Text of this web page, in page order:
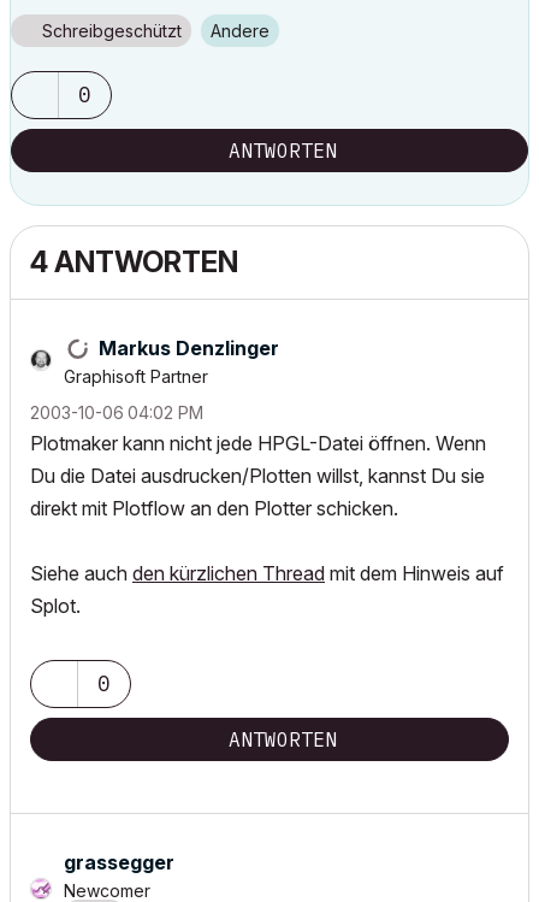
Schreibgeschützt Andere
0
ANTWORTEN
4 ANTWORTEN
Markus Denzlinger
Graphisoft Partner
‎2003-10-06 04:02 PM
Plotmaker kann nicht jede HPGL-Datei öffnen. Wenn
Du die Datei ausdrucken/Plotten willst, kannst Du sie
direkt mit Plotflow an den Plotter schicken.
Siehe auch den kürzlichen Thread mit dem Hinweis auf
Splot.
0
ANTWORTEN
grassegger
Newcomer